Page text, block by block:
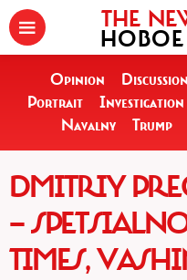
THE
Opinion Discussion
Portrait
Investigation
Navalny
Trump
DMITRIY
—
TIMES,